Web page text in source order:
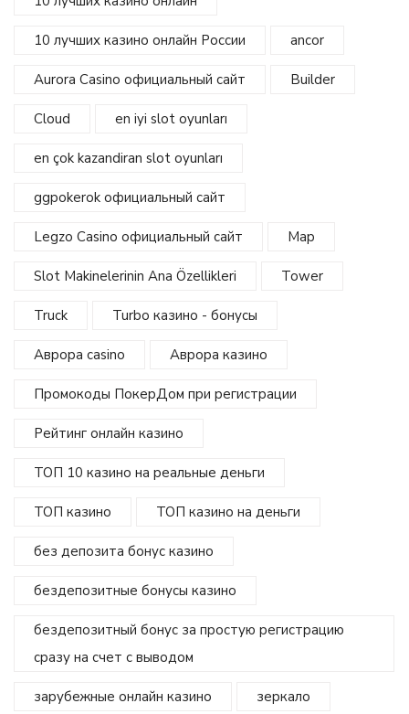
10 лучших казино онлайн России ancor
Aurora Casino официальный сайт Builder
Cloud en iyi slot oyunları
en çok kazandiran slot oyunları
ggpokerok официальный сайт
Legzo Casino официальный сайт Map
Slot Makinelerinin Ana Özellikleri Tower
Truck Turbo казино - бонусы
Аврора casino Аврора казино
Промокоды ПокерДом при регистрации
Рейтинг онлайн казино
ТОП 10 казино на реальные деньги
ТОП казино ТОП казино на деньги
без депозита бонус казино
бездепозитные бонусы казино
бездепозитный бонус за простую регистрацию
сразу на счет с выводом
зарубежные онлайн казино зеркало